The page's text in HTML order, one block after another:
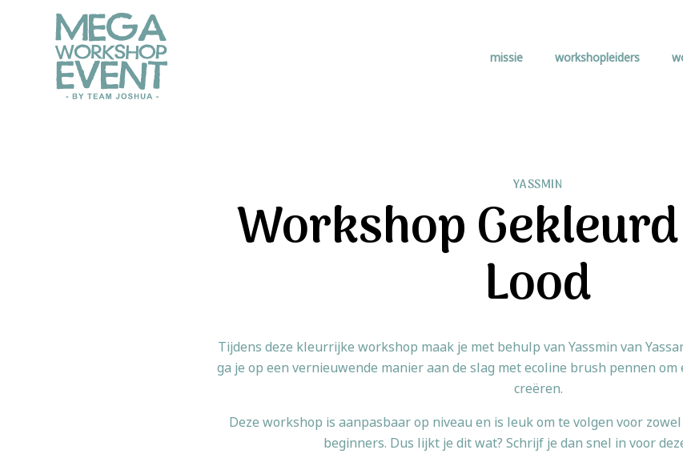
missie workshopleiders
YASSMIN
Workshop
Lood
Tijdens deze kleurrijke workshop maak je met behulp van Yassmin van
ga je op een vernieuwende manier aan de slag met ecoline brush pennen
creëren.
Deze workshop is aanpasbaar op niveau en is leuk om te volgen voor
beginners. Dus lijkt je dit wat? Schrijf je dan snel in voor